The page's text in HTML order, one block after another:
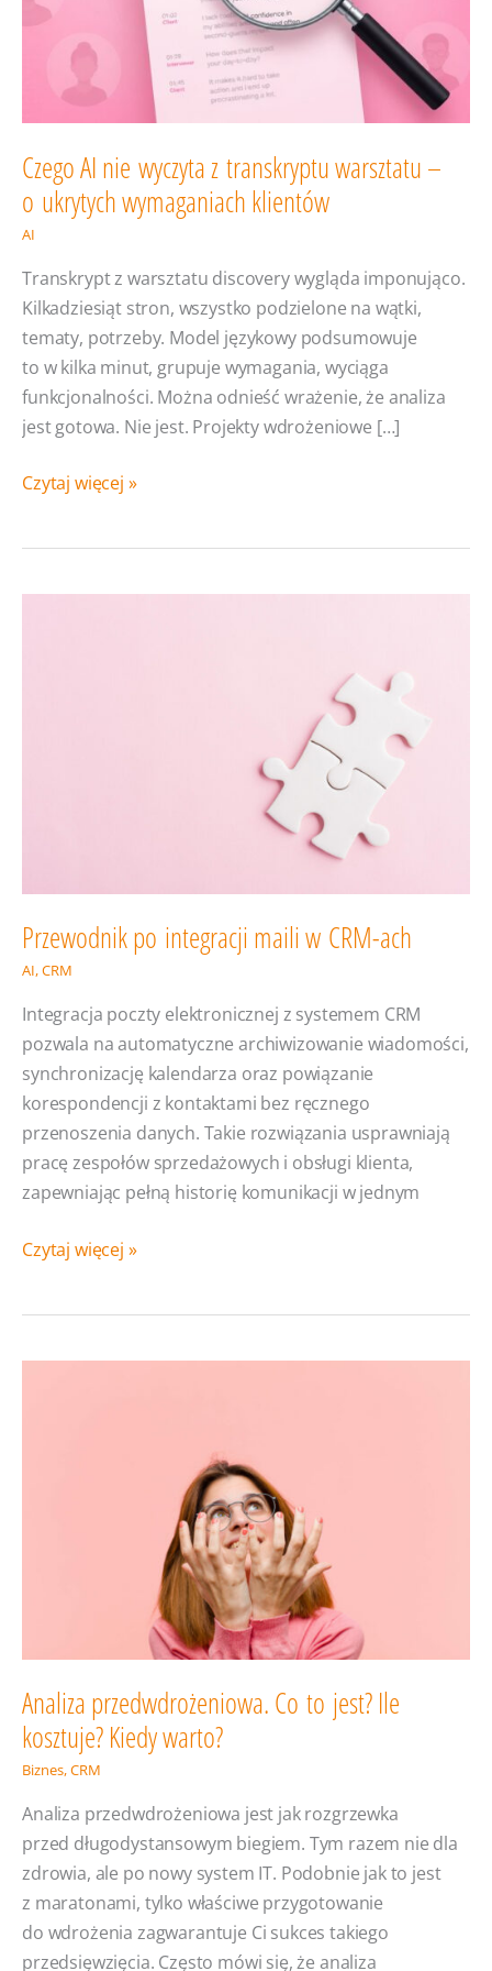
Czego AI nie wyczyta z transkryptu warsztatu –
o ukrytych wymaganiach klientów
AI
Transkrypt z warsztatu discovery wygląda imponująco.
Kilkadziesiąt stron, wszystko podzielone na wątki,
tematy, potrzeby. Model językowy podsumowuje
to w kilka minut, grupuje wymagania, wyciąga
funkcjonalności. Można odnieść wrażenie, że analiza
jest gotowa. Nie jest. Projekty wdrożeniowe […]
Czego
warsztatu
Czytaj więcej »
Przewodnik po integracji maili w CRM-ach
AI,CRM
Integracja poczty elektronicznej z systemem CRM
pozwala na automatyczne archiwizowanie wiadomości,
synchronizację kalendarza oraz powiązanie
korespondencji z kontaktami bez ręcznego
przenoszenia danych. Takie rozwiązania usprawniają
pracę zespołów sprzedażowych i obsługi klienta,
zapewniając pełną historię komunikacji w jednym
Przewodnik
ach
Czytaj więcej »
Analiza przedwdrożeniowa. Co to jest? Ile
kosztuje? Kiedy warto?
Biznes,CRM
Analiza przedwdrożeniowa jest jak rozgrzewka
przed długodystansowym biegiem. Tym razem nie dla
zdrowia, ale po nowy system IT. Podobnie jak to jest
z maratonami, tylko właściwe przygotowanie
do wdrożenia zagwarantuje Ci sukces takiego
przedsięwzięcia. Często mówi się, że analiza